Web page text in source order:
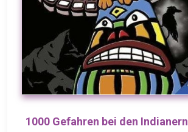
1000 Gefahren bei den Indianern